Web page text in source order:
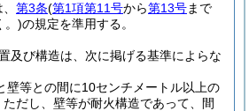
第3条(第1項第11号から第13号まで
。)の規定を準用する。
及び構造は、次に掲げる基準によらな
壁等との間に10センチメートル以上の
ただし、壁等が耐火構造であって、間